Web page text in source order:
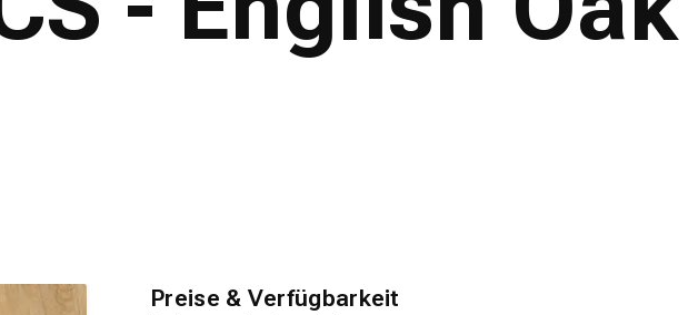
Preise & Verfügbarkeit